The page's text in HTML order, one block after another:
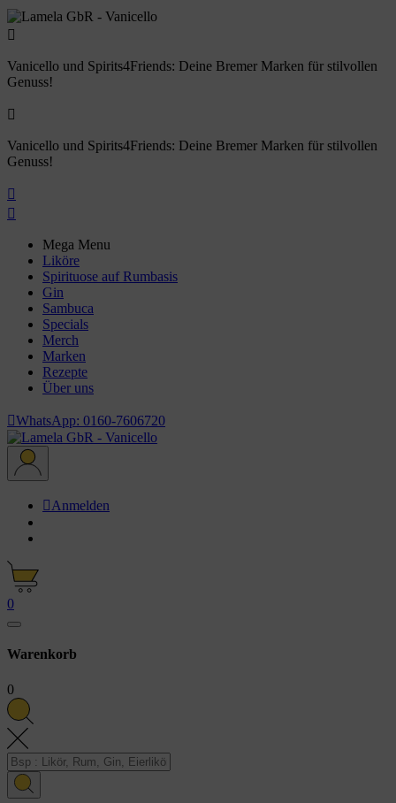

Vanicello und Spirits4Friends: Deine Bremer Marken für stilvollen
Genuss!

Vanicello und Spirits4Friends: Deine Bremer Marken für stilvollen
Genuss!


Mega Menu
Liköre
Spirituose auf Rumbasis
Gin
Sambuca
Specials
Merch
Marken
Rezepte
Über uns
WhatsApp: 0160-7606720
 Anmelden
0
Warenkorb
0